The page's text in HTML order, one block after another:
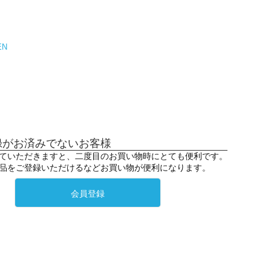
お済みでないお客様
いただきますと、二度目のお買い物時にとても便利です。
をご登録いただけるなどお買い物が便利になります。
会員登録